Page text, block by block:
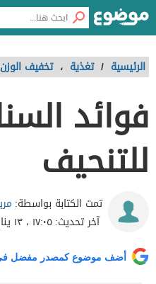
الرئيسية / تغذية ، تخفيف الوزن
فوائد
للتنحيف
تمت الكتابة بواسطة:
آخر تحديث:١٧:٠٥ ، ١٣ يناير ٢٠٢١
أضف موضوع كمصدر مفضل